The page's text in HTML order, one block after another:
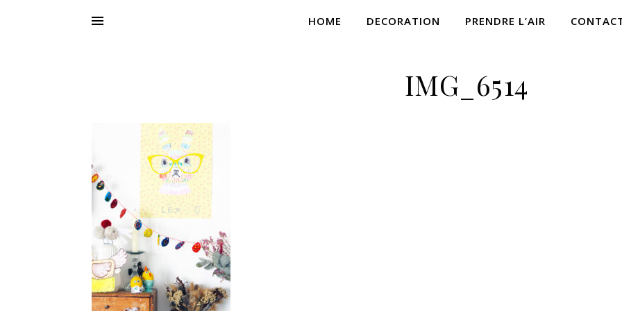
HOME DECORATION PRENDRE L’AIR
IMG_6514